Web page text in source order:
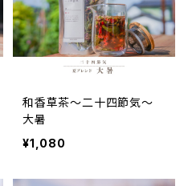
和香草茶～二十四節気～
大暑
¥1,080